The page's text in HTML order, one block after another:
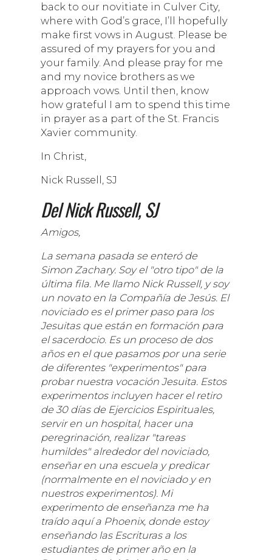
back to our novitiate in Culver City,
where with God’s grace, I’ll hopefully
make first vows in August. Please be
assured of my prayers for you and
your family. And please pray for me
and my novice brothers as we
approach vows. Until then, know
how grateful I am to spend this time
in prayer as a part of the St. Francis
Xavier community.
In Christ,
Nick Russell, SJ
Del Nick Russell, SJ
Amigos,
La semana pasada se enteró de
Simon Zachary. Soy el "otro tipo" de la
última fila. Me llamo Nick Russell, y soy
un novato en la Compañía de Jesús. El
noviciado es el primer paso para los
Jesuitas que están en formación para
el sacerdocio. Es un proceso de dos
años en el que pasamos por una serie
de diferentes "experimentos" para
probar nuestra vocación Jesuita. Estos
experimentos incluyen hacer el retiro
de 30 días de Ejercicios Espirituales,
servir en un hospital, hacer una
peregrinación, realizar "tareas
humildes" alrededor del noviciado,
enseñar en una escuela y predicar
(normalmente en el noviciado y en
nuestros experimentos). Mi
experimento de enseñanza me ha
traído aquí a Phoenix, donde estoy
enseñando las Escrituras a los
estudiantes de primer año en la